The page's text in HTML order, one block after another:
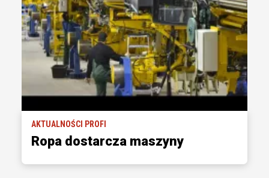
AKTUALNOŚCI PROFI
Ropa dostarcza maszyny